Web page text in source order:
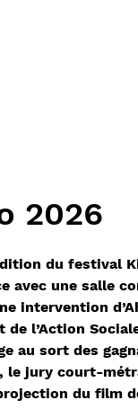
2026
du festival
avec une salle
intervention
l’Action
au sort des
le jury court-
du film